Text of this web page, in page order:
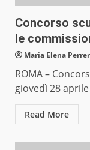
Concorso
le
Maria Elena
ROMA –
giovedì 28
Read More